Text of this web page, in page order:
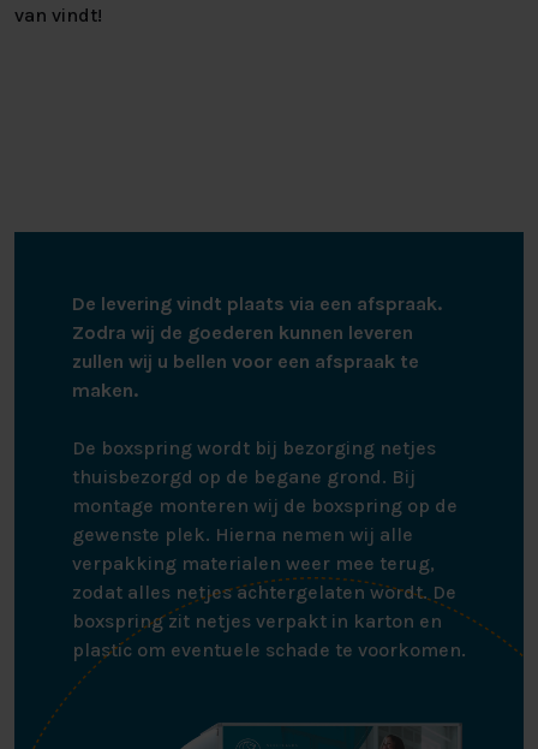
van vindt!
De levering vindt plaats via een afspraak.
Zodra wij de goederen kunnen leveren
zullen wij u bellen voor een afspraak te
maken.
De boxspring wordt bij bezorging netjes
thuisbezorgd op de begane grond. Bij
montage monteren wij de boxspring op de
gewenste plek. Hierna nemen wij alle
verpakking materialen weer mee terug,
zodat alles netjes achtergelaten wordt. De
boxspring zit netjes verpakt in karton en
plastic om eventuele schade te voorkomen.